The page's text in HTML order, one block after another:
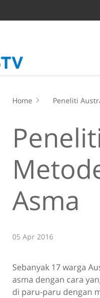
Home Peneliti
Asma
05 Apr 2016
Sebanyak 17 warga
asma dengan cara
di paru-paru dengan